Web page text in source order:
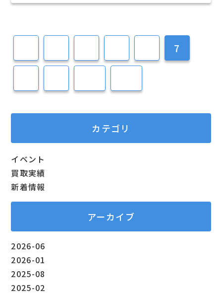
7
カテゴリ
イベント
買取実績
新着情報
アーカイブ
2026-06
2026-01
2025-08
2025-02